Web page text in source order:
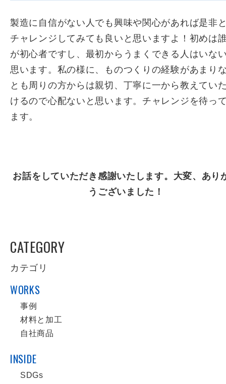
製造に自信がない人でも興味や関心があれば是非
チャレンジしてみても良いと思いますよ！初めは
が初心者ですし、最初からうまくできる人はいな
思います。私の様に、ものつくりの経験があまり
とも周りの方からは親切、丁寧に一から教えてい
けるので心配ないと思います。チャレンジを待っ
ます。
お話をしていただき感謝いたします。大変、あり
うございました！
CATEGORY
カテゴリ
WORKS
事例
材料と加工
自社商品
INSIDE
SDGs